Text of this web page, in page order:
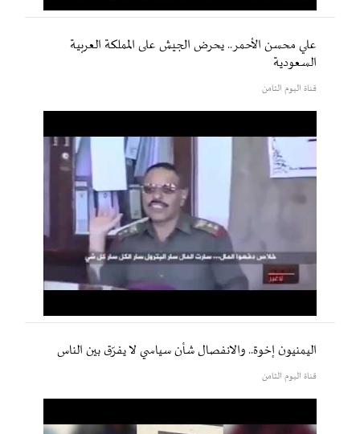
علي محسن الأحمر.. يحرض الجيش على المملكة العربية
السعودية
قناة اليوم الثامن
اليمنيون إخوة.. والانفصال شأن سياسي لا يفرّق بين الناس
قناة اليوم الثامن